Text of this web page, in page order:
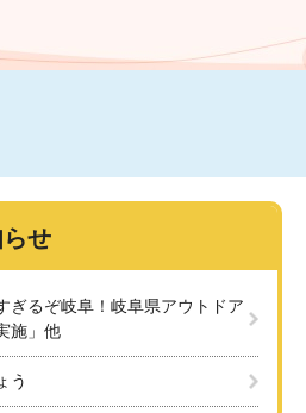
せ
ぎるぞ岐阜！岐阜県アウトドア
施」他
う